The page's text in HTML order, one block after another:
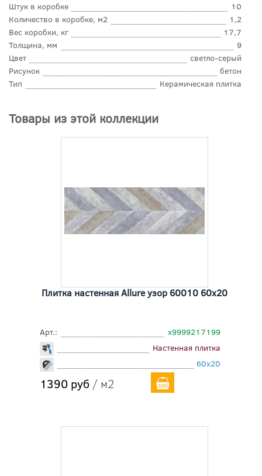
Штук в коробке
10
Количество в коробке, м2
1,2
Вес коробки, кг
17,7
Толщина, мм
9
Цвет
светло-серый
Рисунок
бетон
Тип
Керамическая плитка
Товары из этой коллекции
Плитка настенная Allure узор 60010 60x20
Арт.:
х9999217199
Настенная плитка
60x20
1390 руб / м2